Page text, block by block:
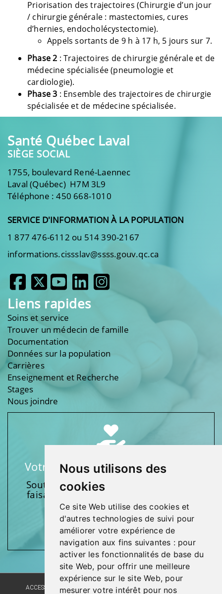
Nous utilisons des
cookies
Ce site Web utilise des cookies et
d'autres technologies de suivi pour
améliorer votre expérience de
navigation aux fins suivantes : pour
activer les fonctionnalités de base du
site Web, pour offrir une meilleure
expérience sur le site Web, pour
mesurer votre intérêt pour nos
Priorisation des trajectoires (Chirurgie d’un jour
/ chirurgie générale : mastectomies, cures
d’hernies, endocholécystectomie).
Appels sortants de 9 h à 17 h, 5 jours sur 7.
Phase 2 : Trajectoires de chirurgie générale et de
médecine spécialisée (pneumologie et
cardiologie).
Phase 3 : Ensemble des trajectoires de chirurgie
spécialisée et de médecine spécialisée.
Santé Québec Laval
SIÈGE SOCIAL
1755, boulevard René-Laennec
Laval (Québec) H7M 3L9
Téléphone : 450 668-1010
SERVICE D'INFORMATION À LA POPULATION
1 877 476-6112 ou 514 390-2167
informations.cissslav@ssss.gouv.qc.ca
Liens rapides
Soins et service
Trouver un médecin de famille
Documentation
Données sur la population
Carrières
Enseignement et Recherche
Stages
Nous joindre
Votre soutien fait une différence
Soutenez l’une de nos fondations en
faisant un don et en participant aux
activités.
Donnez généreusement!
ACCESSIBILITÉ PLAN DU SITE POLITIQUE LINGUISTIQUE